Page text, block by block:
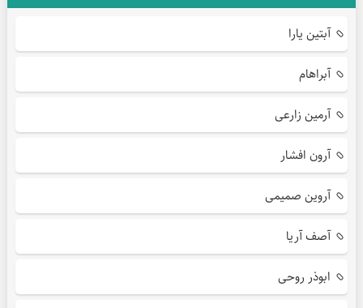
آبتین یارا
آبراهام
آرمین زارعی
آرون افشار
آروین صمیمی
آصف آریا
ابوذر روحی